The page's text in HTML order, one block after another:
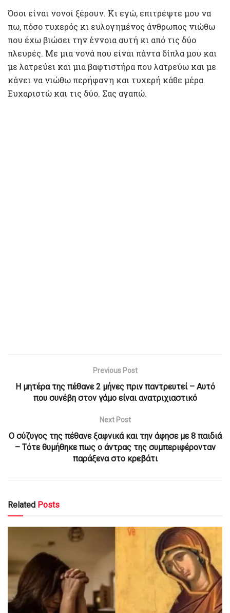
Όσοι είναι νονοί ξέρουν. Κι εγώ, επιτρέψτε μου να
πω, πόσο τυχερός κι ευλογημένος άνθρωπος νιώθω
που έχω βιώσει την έννοια αυτή κι από τις δύο
πλευρές. Με μια νονά που είναι πάντα δίπλα μου και
με λατρεύει και μια βαφτιστήρα που λατρεύω και με
κάνει να νιώθω περήφανη και τυχερή κάθε μέρα.
Ευχαριστώ και τις δύο. Σας αγαπώ.
Previous Post
Η μητέρα της πέθανε 2 μήνες πριν παντρευτεί – Αυτό
που συνέβη στον γάμο είναι ανατριχιαστικό
Next Post
O σύζυγος της πέθανε ξαφνικά και την άφησε με 8 παιδιά
– Τότε θυμήθηκε πως ο άντρας της συμπεριφέρονταν
παράξενα στο κρεβάτι
Related Posts